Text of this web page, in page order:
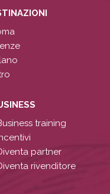
training
partner
rivenditore